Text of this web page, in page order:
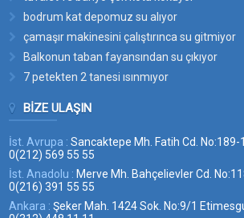
bodrum kat depomuz su alıyor
çamaşır makinesini çalıştırınca su gitmiyor
Balkonun taban fayansından su çıkıyor
7 petekten 2 tanesi ısınmıyor
BIZE ULAŞIN
İst. Avrupa :Sancaktepe Mh. Fatih Cd.
0(212) 569 55 55
İst. Anadolu : Merve Mh. Bahçelievler Cd.
0(216) 391 55 55
Ankara :Şeker Mah. 1424 Sok. No:9/1